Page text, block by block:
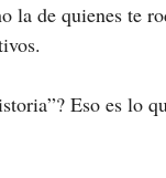
la de quienes te
Eso es lo